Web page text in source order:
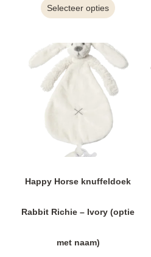
Selecteer opties
Happy Horse knuffeldoek
Rabbit Richie – Ivory (optie
met naam)